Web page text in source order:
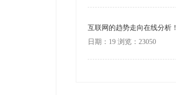
互联网的趋势走向在线分析！
日期：19 浏览：23050